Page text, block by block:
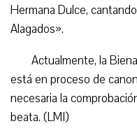
Hermana Dulce,
Alagados».
Actualmente, la
está en proceso de
necesaria la
beata. (LMI)